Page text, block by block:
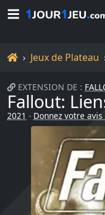
Accueil
Jeux de Plateau
EXTENSION DE :
Fallout:
2021 - Donnez votre avis